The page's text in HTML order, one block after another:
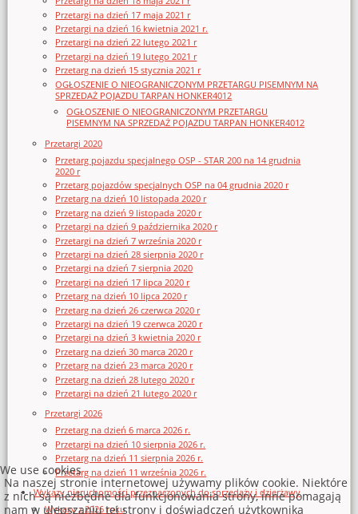
Przetargi na dzień 17 maja 2021 r
Przetargi na dzień 16 kwietnia 2021 r.
Przetargi na dzień 22 lutego 2021 r
Przetargi na dzień 19 lutego 2021 r
Przetarg na dzień 15 stycznia 2021 r
OGŁOSZENIE O NIEOGRANICZONYM PRZETARGU PISEMNYM NA
SPRZEDAŻ POJAZDU TARPAN HONKER4012
OGŁOSZENIE O NIEOGRANICZONYM PRZETARGU
PISEMNYM NA SPRZEDAŻ POJAZDU TARPAN HONKER4012
Przetargi 2020
Przetarg pojazdu specjalnego OSP - STAR 200 na 14 grudnia
2020 r
Przetarg pojazdów specjalnych OSP na 04 grudnia 2020 r
Przetarg na dzień 10 listopada 2020 r
Przetarg na dzień 9 listopada 2020 r
Przetargi na dzień 9 października 2020 r
Przetargi na dzień 7 września 2020 r
Przetargi na dzień 28 sierpnia 2020 r
Przetargi na dzień 7 sierpnia 2020
Przetargi na dzień 17 lipca 2020 r
Przetarg na dzień 10 lipca 2020 r
Przetarg na dzień 26 czerwca 2020 r
Przetargi na dzień 19 czerwca 2020 r
Przetargi na dzień 3 kwietnia 2020 r
Przetarg na dzień 30 marca 2020 r
Przetarg na dzień 23 marca 2020 r
Przetarg na dzień 28 lutego 2020 r
Przetargi na dzień 21 lutego 2020 r
Przetargi 2026
Przetarg na dzień 6 marca 2026 r.
Przetargi na dzień 10 sierpnia 2026 r.
Przetarg na dzień 11 sierpnia 2026 r.
Przetarg na dzień 11 września 2026 r.
Wykazy nieruchomości przeznaczonych do sprzedaży i dzierżawy
Wykazy z 2026 roku
We use cookies
Na naszej stronie internetowej używamy plików cookie. Niektóre
z nich są niezbędne dla funkcjonowania strony, inne pomagają
nam w ulepszaniu tej strony i doświadczeń użytkownika